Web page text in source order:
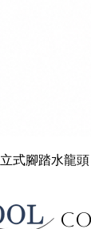
立式腳踏水龍頭